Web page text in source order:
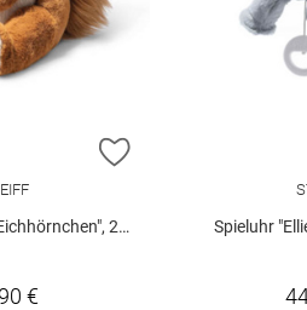
ZUR WUNSCHLISTE
20 cm
€
Spieluhr